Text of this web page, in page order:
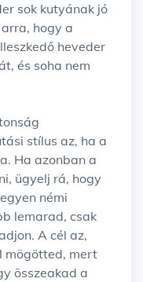
sok kutyának jó
hogy a
heveder
és soha nem
stílus az, ha a
Ha azonban a
ügyelj rá, hogy
némi
lemarad, csak
A cél az,
mögötted, mert
összeakad a